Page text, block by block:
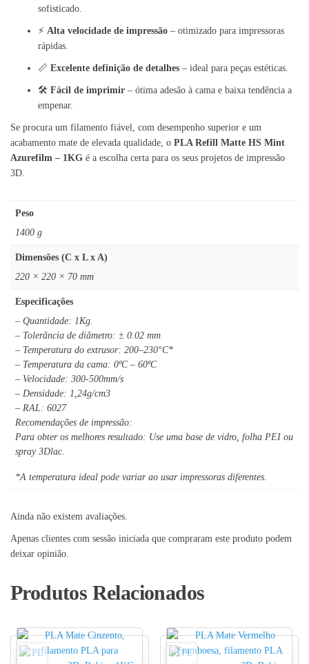
sofisticado.
⚡ Alta velocidade de impressão – otimizado para impressoras
rápidas.
📏 Excelente definição de detalhes – ideal para peças estéticas.
🛠️ Fácil de imprimir – ótima adesão à cama e baixa tendência a
empenar.
Se procura um filamento fiável, com desempenho superior e um
acabamento mate de elevada qualidade, o PLA Refill Matte HS Mint
Azurefilm – 1KG é a escolha certa para os seus projetos de impressão
3D.
Peso
1400 g
Dimensões (C x L x A)
220 × 220 × 70 mm
Especificações
– Quantidade: 1Kg.
– Tolerância de diâmetro: ± 0.02 mm
– Temperatura do extrusor: 200–230°C*
– Temperatura da cama: 0ºC – 60ºC
– Velocidade: 300-500mm/s
– Densidade: 1,24g/cm3
– RAL: 6027
Recomendações de impressão:
Para obter os melhores resultado: Use uma base de vidro, folha PEI ou
spray 3Dlac.
*A temperatura ideal pode variar ao usar impressoras diferentes.
Ainda não existem avaliações.
Apenas clientes com sessão iniciada que compraram este produto podem
deixar opinião.
Produtos Relacionados